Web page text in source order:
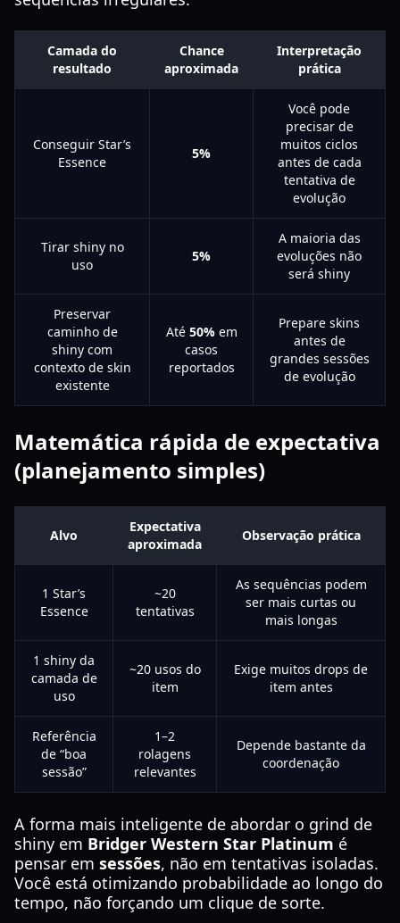
Camada do
resultado
Chance
aproximada
Interpretação
prática
Conseguir Star’s
Essence
5%
Você pode
precisar de
muitos ciclos
antes de cada
tentativa de
evolução
Tirar shiny no
uso
5%
A maioria das
evoluções não
será shiny
Preservar
caminho de
shiny com
contexto de skin
existente
Até 50%em
casos
reportados
Prepare skins
antes de
grandes sessões
de evolução
Matemática rápida de expectativa
(planejamento simples)
Alvo
Expectativa
aproximada
Observação prática
1 Star’s
Essence
~20
tentativas
As sequências podem
ser mais curtas ou
mais longas
1 shiny da
camada de
uso
~20 usos do
item
Exige muitos drops de
item antes
Referência
de “boa
sessão”
1–2
rolagens
relevantes
Depende bastante da
coordenação
A forma mais inteligente de abordar o grind de
shiny em Bridger Western Star Platinum é
pensar em sessões, não em tentativas isoladas.
Você está otimizando probabilidade ao longo do
tempo, não forçando um clique de sorte.